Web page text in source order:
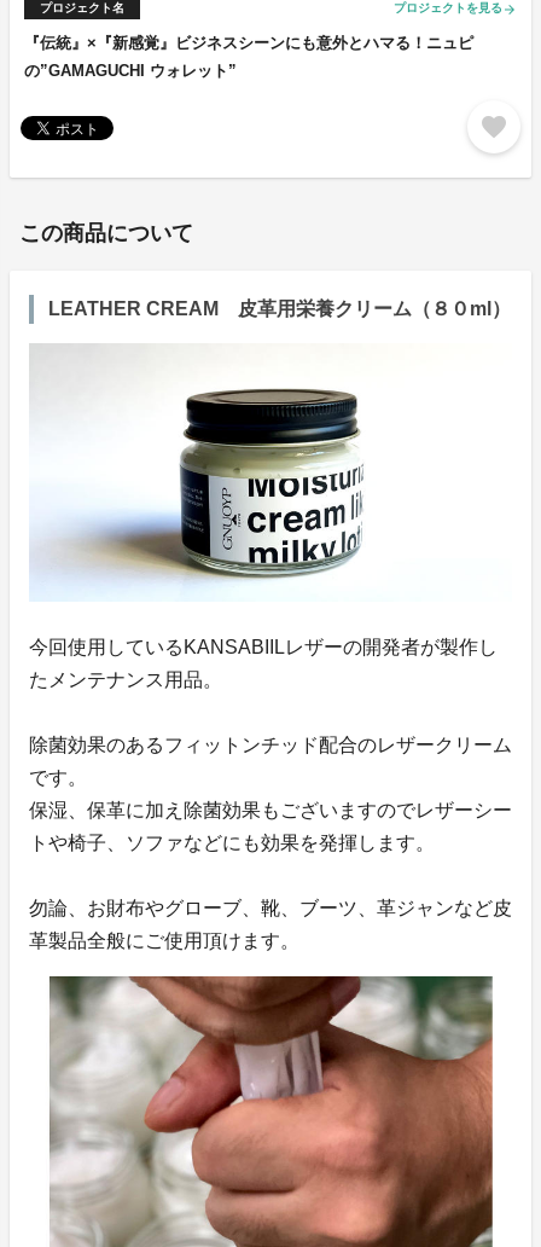
プロジェクト名 プロジェクトを見る arrow_forward
『伝統』×『新感覚』ビジネスシーンにも意外とハマる！ニュピ
の”GAMAGUCHI ウォレット”
favorite
この商品について
LEATHER CREAM 皮革用栄養クリーム（８０ml）
今回使用しているKANSABIILレザーの開発者が製作し
たメンテナンス用品。
除菌効果のあるフィットンチッド配合のレザークリーム
です。
保湿、保革に加え除菌効果もございますのでレザーシー
トや椅子、ソファなどにも効果を発揮します。
勿論、お財布やグローブ、靴、ブーツ、革ジャンなど皮
革製品全般にご使用頂けます。